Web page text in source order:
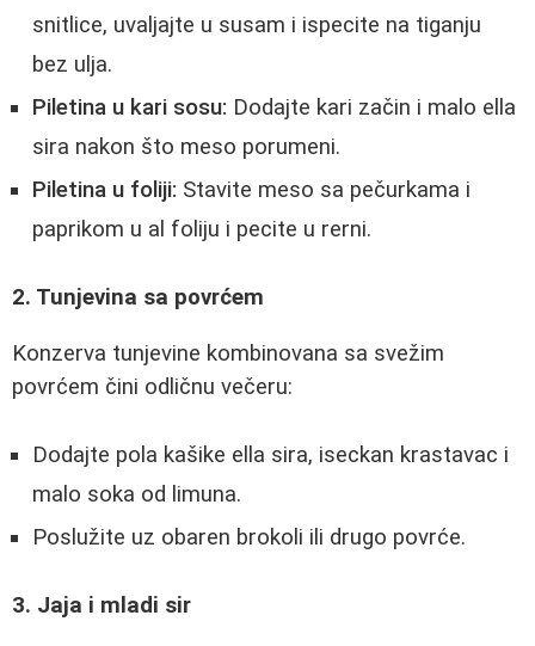
snitlice, uvaljajte u susam i ispecite na tiganju
bez ulja.
Piletina u kari sosu: Dodajte kari začin i malo ella
sira nakon što meso porumeni.
Piletina u foliji: Stavite meso sa pečurkama i
paprikom u al foliju i pecite u rerni.
2. Tunjevina sa povrćem
Konzerva tunjevine kombinovana sa svežim
povrćem čini odličnu večeru:
Dodajte pola kašike ella sira, iseckan krastavac i
malo soka od limuna.
Poslužite uz obaren brokoli ili drugo povrće.
3. Jaja i mladi sir